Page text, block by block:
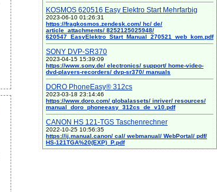
KOSMOS 620516 Easy Elektro Start Mehrfarbig
2023-06-10 01:26:31
https://fragkosmos.zendesk.com/ hc/ de/
article_attachments/ 8252125025948/
620547_EasyElektro_Start_Manual_270521_web_kom.pdf
SONY DVP-SR370
2023-04-15 15:39:09
https://www.sony.de/ electronics/ support/ home-video-
dvd-players-recorders/ dvp-sr370/ manuals
DORO PhoneEasy® 312cs
2023-03-18 23:14:46
https://www.doro.com/ globalassets/ inriver/ resources/
manual_doro_phoneeasy_312cs_de_v10.pdf
CANON HS 121-TGS Taschenrechner
2022-10-25 10:56:35
https://ij.manual.canon/ cal/ webmanual/ WebPortal/ pdf/
HS-121TGA%20(EXP)_P.pdf